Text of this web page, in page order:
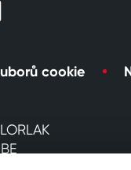
cookie